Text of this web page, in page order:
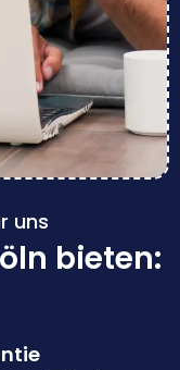
uns
bieten: